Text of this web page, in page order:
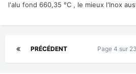
l'alu fond 660,35 °C , le mieux l'Inox
PRÉCÉDENT Page 4 sur 23